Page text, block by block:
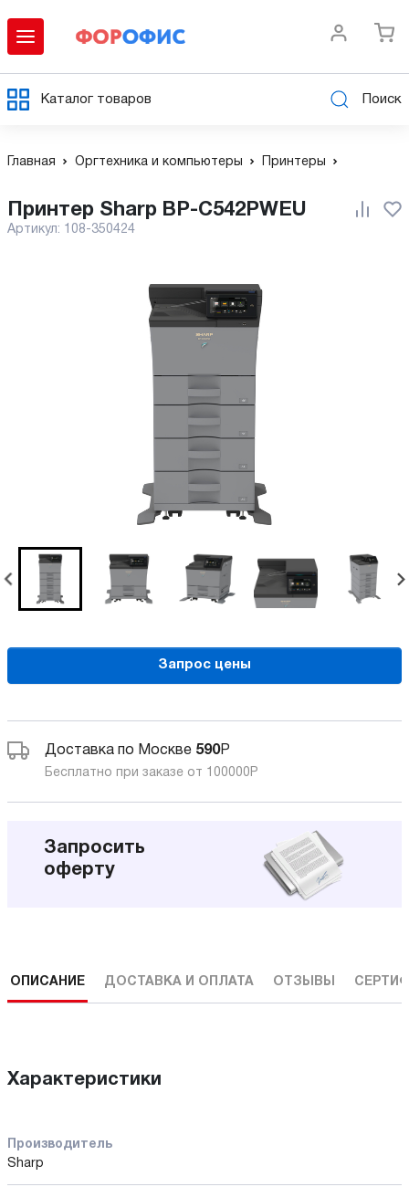
Каталог товаров Поиск
Главная Оргтехника и компьютеры Принтеры
Принтер Sharp BP-C542PWEU
Артикул: 108-350424
Запрос цены
Доставка по Москве 590Р
Бесплатно при заказе от 100000 Р
Запросить
оферту
ОПИСАНИЕ ДОСТАВКА И ОПЛАТА ОТЗЫВЫ
Характеристики
Производитель
Sharp